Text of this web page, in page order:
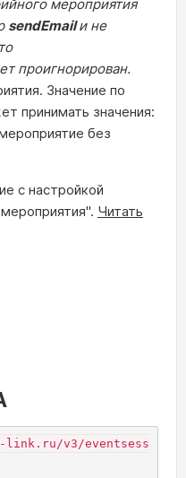
мероприятия
sendEmailи не
то
проигнорирован.
Значение по
принимать значения:
без
с настройкой
Читать
v3/eventsess